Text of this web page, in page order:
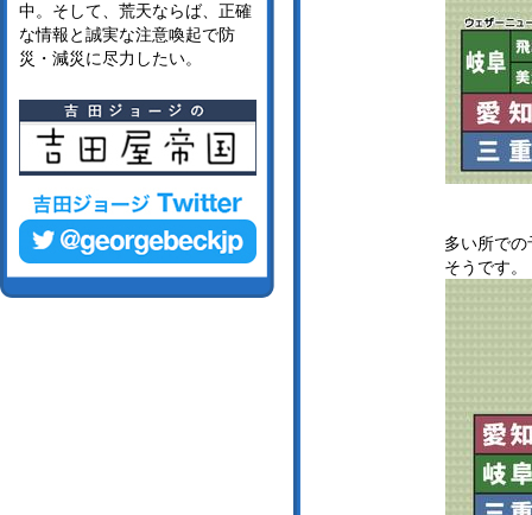
多い所で
そうです。
中。そして、荒天ならば、正確
な情報と誠実な注意喚起で防
災・減災に尽力したい。